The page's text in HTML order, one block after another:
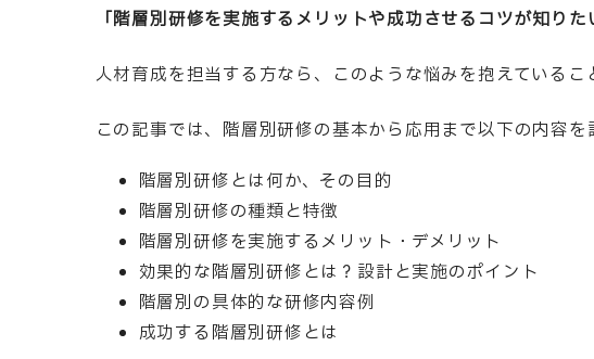
「階層別研修を実施するメリットや成功させるコツが知りた
人材育成を担当する方なら、このような悩みを抱えているこ
この記事では、階層別研修の基本から応用まで以下の内容を
階層別研修とは何か、その目的
階層別研修の種類と特徴
階層別研修を実施するメリット・デメリット
効果的な階層別研修とは？設計と実施のポイント
階層別の具体的な研修内容例
成功する階層別研修とは